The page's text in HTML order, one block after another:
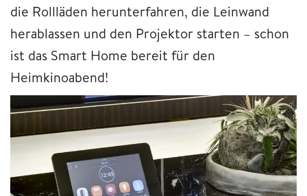
die Rollläden herunterfahren, die Leinwand
herablassen und den Projektor starten – schon
ist das Smart Home bereit für den
Heimkinoabend!